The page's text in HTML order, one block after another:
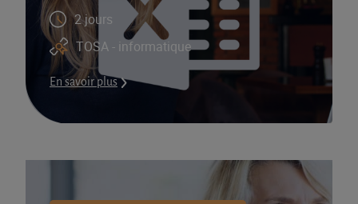
2 jours
TOSA - informatique
En savoir plus